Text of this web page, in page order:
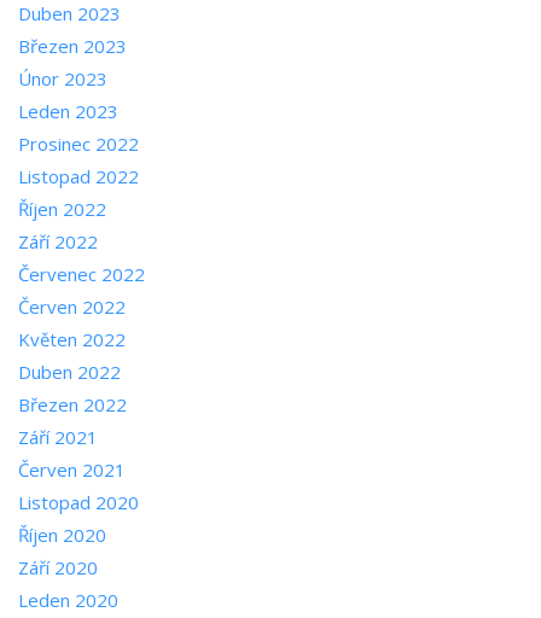
Duben 2023
Březen 2023
Únor 2023
Leden 2023
Prosinec 2022
Listopad 2022
Říjen 2022
Září 2022
Červenec 2022
Červen 2022
Květen 2022
Duben 2022
Březen 2022
Září 2021
Červen 2021
Listopad 2020
Říjen 2020
Září 2020
Leden 2020